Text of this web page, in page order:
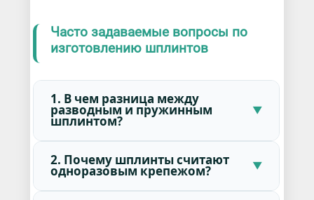
Часто задаваемые вопросы по
изготовлению шплинтов
1. В чем разница между
разводным и пружинным
шплинтом?
2. Почему шплинты считают
одноразовым крепежом?